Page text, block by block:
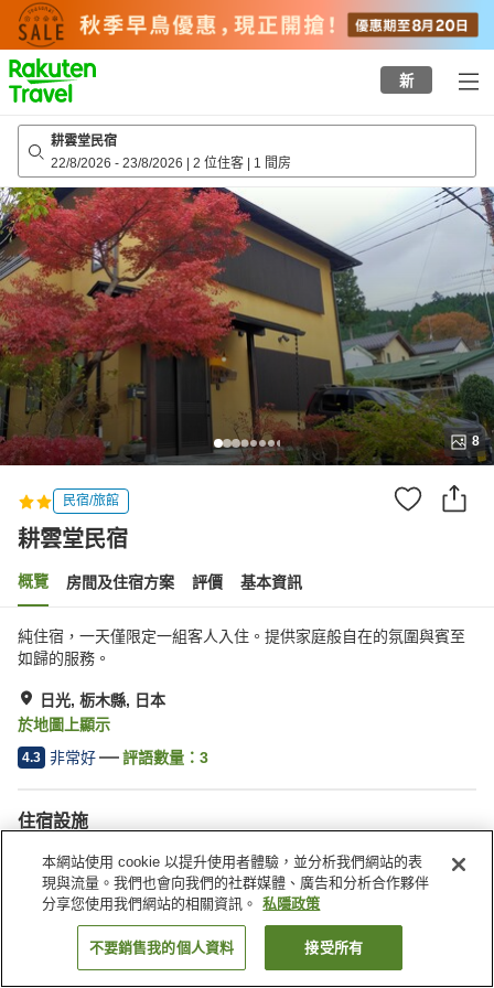
to
top
page
新
耕雲堂民宿
22/8/2026 - 23/8/2026 | 2 位住客 | 1 間房
8
民宿/旅館
耕雲堂民宿
概覽 房間及住宿方案 評價 基本資訊
純住宿，一天僅限定一組客人入住。提供家庭般自在的氛圍與賓至
如歸的服務。
日光, 栃木縣, 日本
於地圖上顯示
4.3 非常好 評語數量： 3
住宿設施
停車場
主頁 日本 栃木縣 日光 耕雲堂民宿
找客房
本網站使用 cookie 以提升使用者體驗，並分析我們網站的表
現與流量。我們也會向我們的社群媒體、廣告和分析合作夥伴
分享您使用我們網站的相關資訊。
私隱政策
不要銷售我的個人資料 接受所有